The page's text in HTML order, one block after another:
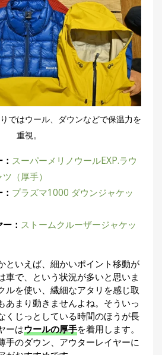
ではウール、ダウンなどで保温力を
重視。
スーパーメリノウールEXP.ラウ
（厚手）
プラズマ1000 ダウンジャケッ
： ストームクルーザージャケッ
といえば、細かいポイント移動が
車で、という状況が多いと思いま
ルを使い、繊細なアタリを感じ取
あまり動きませんよね。そういっ
くじっとしている時間のほうが長
ーはウールの厚手を着用します。
手のダウン、アウターレイヤーに